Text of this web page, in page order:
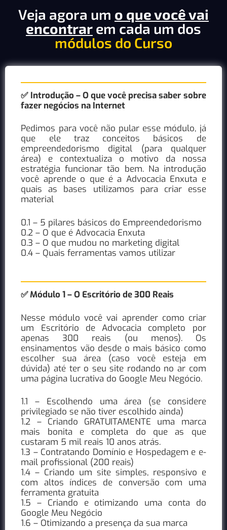
Veja agora um o que você vai
encontrar em cada um dos
módulos do Curso
✅ Introdução – O que você precisa saber sobre
fazer negócios na Internet
Pedimos para você não pular esse módulo, já
que ele traz conceitos básicos de
empreendedorismo digital (para qualquer
área) e contextualiza o motivo da nossa
estratégia funcionar tão bem. Na introdução
você aprende o que é a Advocacia Enxuta e
quais as bases utilizamos para criar esse
material
0.1 – 5 pilares básicos do Empreendedorismo
0.2 – O que é Advocacia Enxuta
0.3 – O que mudou no marketing digital
0.4 – Quais ferramentas vamos utilizar
✅Módulo 1 – O Escritório de 300 Reais
Nesse módulo você vai aprender como criar
um Escritório de Advocacia completo por
apenas 300 reais (ou menos). Os
ensinamentos vão desde o mais básico como
escolher sua área (caso você esteja em
dúvida) até ter o seu site rodando no ar com
uma página lucrativa do Google Meu Negócio.
1.1 – Escolhendo uma área (se considere
privilegiado se não tiver escolhido ainda)
1.2 – Criando GRATUITAMENTE uma marca
mais bonita e completa do que as que
custaram 5 mil reais 10 anos atrás.
1.3 – Contratando Domínio e Hospedagem e e-
mail profissional (200 reais)
1.4 – Criando um site simples, responsivo e
com altos índices de conversão com uma
ferramenta gratuita
1.5 – Criando e otimizando uma conta do
Google Meu Negócio
1.6 – Otimizando a presença da sua marca